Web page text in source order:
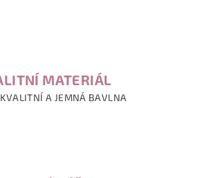
MATERIÁL
KVALITNÍ A JEMNÁ BAVLNA